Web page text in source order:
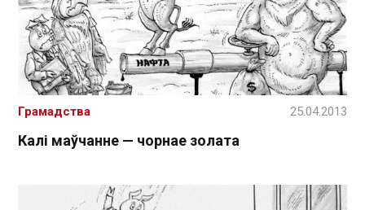
Калі маўчанне — чорнае золата
Грамадства 25.04.2013